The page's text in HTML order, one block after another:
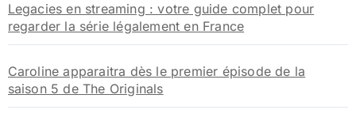
Legacies en streaming : votre guide complet pour
regarder la série légalement en France
Caroline apparaitra dès le premier épisode de la
saison 5 de The Originals